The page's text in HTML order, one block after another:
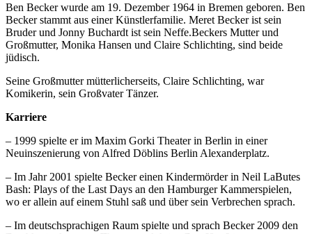
Ben Becker wurde am 19. Dezember 1964 in Bremen geboren. Ben
Becker stammt aus einer Künstlerfamilie. Meret Becker ist sein
Bruder und Jonny Buchardt ist sein Neffe.Beckers Mutter und
Großmutter, Monika Hansen und Claire Schlichting, sind beide
jüdisch.
Seine Großmutter mütterlicherseits, Claire Schlichting, war
Komikerin, sein Großvater Tänzer.
Karriere
– 1999 spielte er im Maxim Gorki Theater in Berlin in einer
Neuinszenierung von Alfred Döblins Berlin Alexanderplatz.
– Im Jahr 2001 spielte Becker einen Kindermörder in Neil LaButes
Bash: Plays of the Last Days an den Hamburger Kammerspielen,
wo er allein auf einem Stuhl saß und über sein Verbrechen sprach.
– Im deutschsprachigen Raum spielte und sprach Becker 2009 den